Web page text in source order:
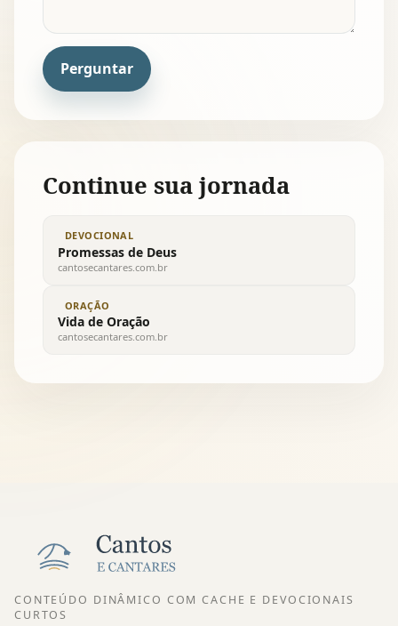
Perguntar
Continue sua jornada
DEVOCIONAL
Promessas de Deus
cantosecantares.com.br
ORAÇÃO
Vida de Oração
cantosecantares.com.br
CONTEÚDO DINÂMICO COM CACHE E DEVOCIONAIS
CURTOS